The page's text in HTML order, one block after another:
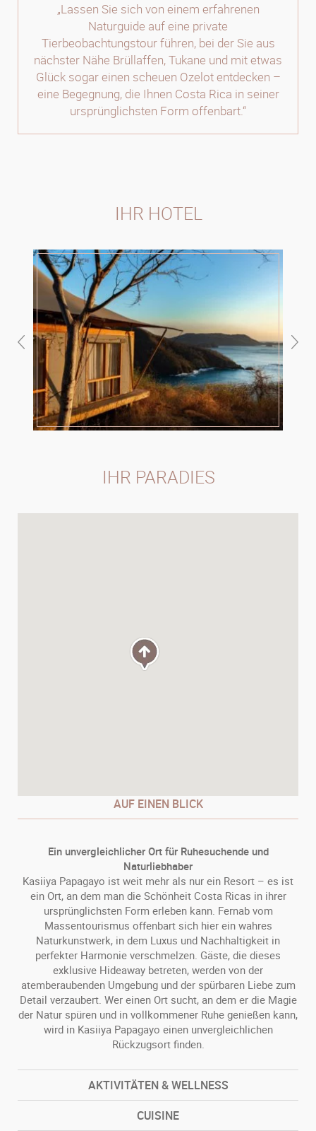
„Lassen Sie sich von einem erfahrenen
Naturguide auf eine private
Tierbeobachtungstour führen, bei der Sie aus
nächster Nähe Brüllaffen, Tukane und mit etwas
Glück sogar einen scheuen Ozelot entdecken –
eine Begegnung, die Ihnen Costa Rica in seiner
ursprünglichsten Form offenbart.“
IHR HOTEL
IHR PARADIES
AUF EINEN BLICK
Ein unvergleichlicher Ort für Ruhesuchende und
Naturliebhaber
Kasiiya Papagayo ist weit mehr als nur ein Resort – es ist
ein Ort, an dem man die Schönheit Costa Ricas in ihrer
ursprünglichsten Form erleben kann. Fernab vom
Massentourismus offenbart sich hier ein wahres
Naturkunstwerk, in dem Luxus und Nachhaltigkeit in
perfekter Harmonie verschmelzen. Gäste, die dieses
exklusive Hideaway betreten, werden von der
atemberaubenden Umgebung und der spürbaren Liebe zum
Detail verzaubert. Wer einen Ort sucht, an dem er die Magie
der Natur spüren und in vollkommener Ruhe genießen kann,
wird in Kasiiya Papagayo einen unvergleichlichen
Rückzugsort finden.
AKTIVITÄTEN & WELLNESS
CUISINE